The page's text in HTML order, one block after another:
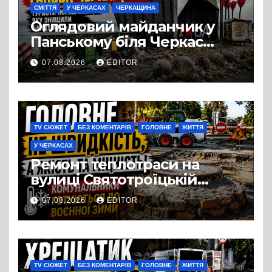
СМІТТЯ У ЧЕРКАСАХ ЧЕРКАЩИНА
Оглядовий майданчик у
Панському біля Черкас
перетворився на занедбане
сміттєзвалище
07.08.2026 EDITOR
TV СЮЖЕТ БЕЗ КОМЕНТАРІВ ГОЛОВНЕ ЖИТТЯ
У ЧЕРКАСАХ
Ремонт теплотраси на
вулиці Святотроїцькій
затягнувся порівняно із
запланованими термінами.
Вулицю досі не відкрили
для руху
07.08.2026 EDITOR
TV СЮЖЕТ БЕЗ КОМЕНТАРІВ ГОЛОВНЕ ЖИТТЯ